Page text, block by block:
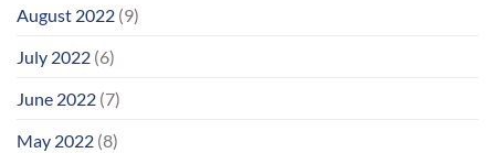
August 2022 (9)
July 2022 (6)
June 2022 (7)
May 2022 (8)